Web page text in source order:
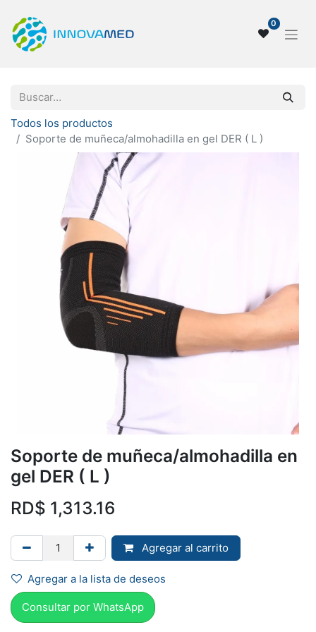
0
Todos los productos
Soporte de muñeca/almohadilla en gel DER ( L )
Soporte de muñeca/almohadilla en
gel DER ( L )
RD$ 1,313.16
Agregar al carrito
Agregar a la lista de deseos
Consultar por WhatsApp